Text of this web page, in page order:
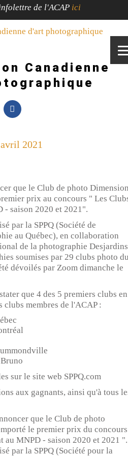
de l'ACAP ici
Canadienne
2021
que le Club de photo
prix au concours " Les
- saison 2020 et 2021".
par la SPPQ (Société de
au Québec), en collaboration
de la photographie
soumises par 29 clubs photo
dévoilés par Zoom dimanche le
que 4 des 5 premiers clubs en
clubs membres de l'ACAP :
sur le site web SPPQ.com
aux gagnants, ainsi qu'à tous
que le Club de photo
le premier prix du
au MNPD - saison 2020 et 2021 ".
par la SPPQ (Société pour la